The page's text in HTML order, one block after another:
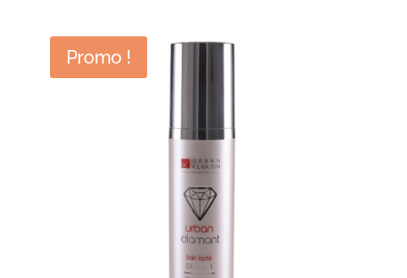
était :
51,90 €.
est :
41,52 €.
Promo !